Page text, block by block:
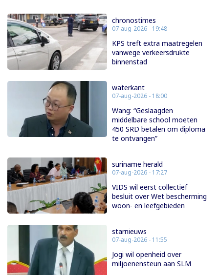
chronostimes
07-aug-2026 - 19:48
KPS treft extra maatregelen
vanwege verkeersdrukte
binnenstad
waterkant
07-aug-2026 - 18:00
Wang: “Geslaagden
middelbare school moeten
450 SRD betalen om diploma
te ontvangen”
suriname herald
07-aug-2026 - 17:27
VIDS wil eerst collectief
besluit over Wet bescherming
woon- en leefgebieden
starnieuws
07-aug-2026 - 11:55
Jogi wil openheid over
miljoenensteun aan SLM